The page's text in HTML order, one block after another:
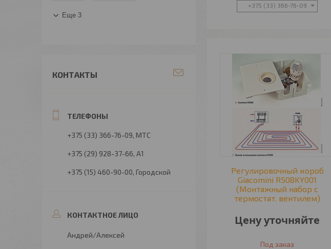
+375 (33) 366-76-09
Регулировочный короб
Giacomini R508KY001
(Монтажный набор с
термостат. вентилем)
Цену уточняйте
Под заказ
Еще 3
КОНТАКТЫ
+375 (33) 366-76-09 МТС
+375 (29) 928-37-66 А1
+375 (15) 460-90-00 Городской
Андрей/Алексей